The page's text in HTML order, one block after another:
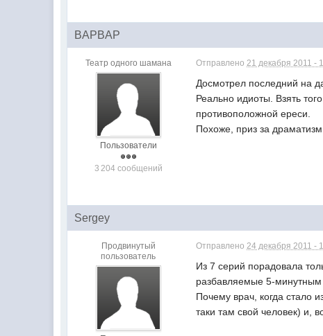
BAPBAP
Театр одного шамана
Пользователи
3 204 сообщений
Отправлено21 декабря 2011 -
Досмотрел последний на
Реально идиоты. Взять
противоположной ереси.
Похоже, приз за
Sergey
Продвинутый
пользователь
Отправлено24 декабря 2011 -
Из 7 серий порадовала
разбавляемые 5-минутным
Почему врач, когда стало
таки там свой человек) и,